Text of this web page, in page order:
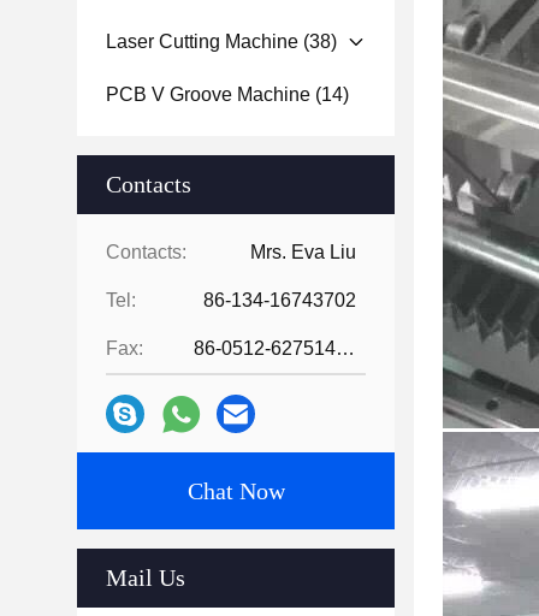
Laser Cutting Machine (38)
PCB V Groove Machine (14)
Contacts
Contacts: Mrs. Eva Liu
Tel: 86-134-16743702
Fax: 86-0512-62751429
Chat Now
Mail Us